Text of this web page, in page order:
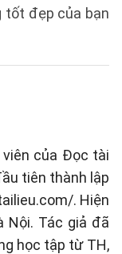
đẹp của bạn
viên của Đọc tài
tiên thành lập
. Hiện
Nội. Tác giả đã
học tập từ TH,